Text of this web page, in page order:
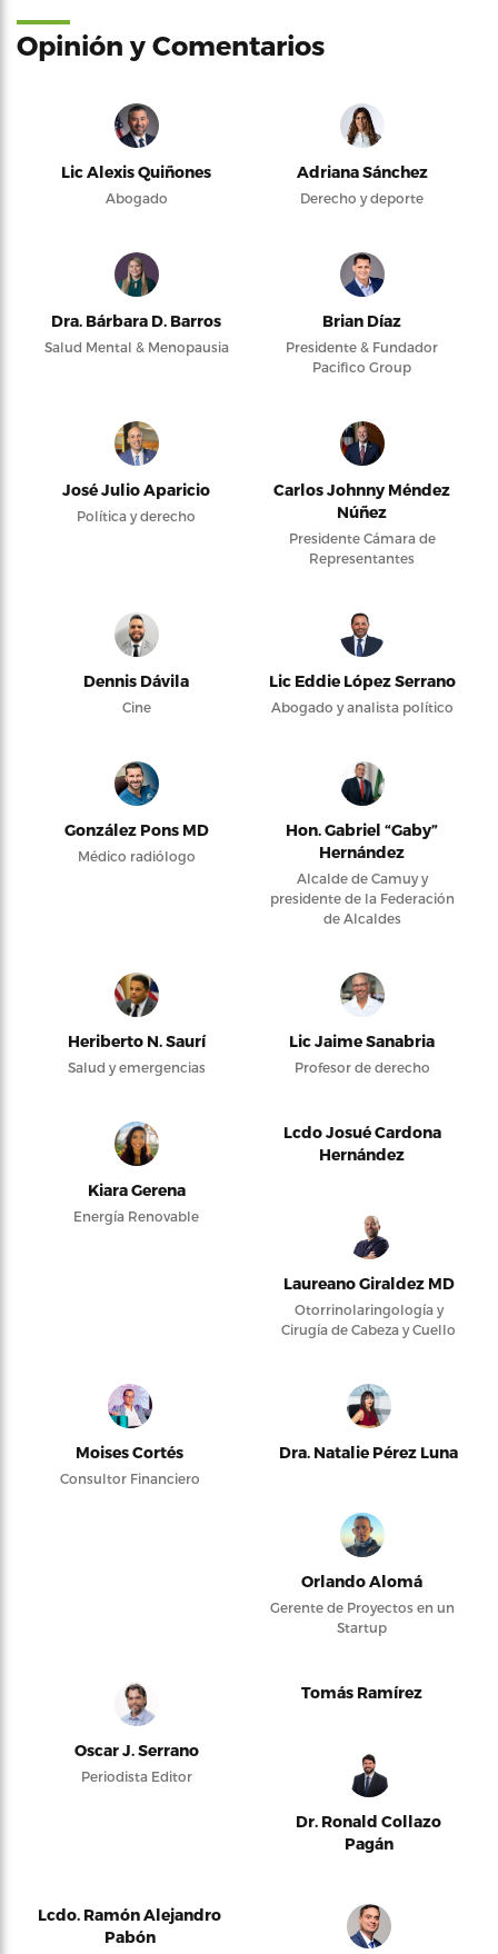
Opinión y Comentarios
Lic Alexis Quiñones
Abogado
Adriana Sánchez
Derecho y deporte
Dra. Bárbara D. Barros
Salud Mental & Menopausia
Brian Díaz
Presidente & Fundador
Pacifico Group
José Julio Aparicio
Política y derecho
Carlos Johnny Méndez
Núñez
Presidente Cámara de
Representantes
Dennis Dávila
Cine
Lic Eddie López Serrano
Abogado y analista político
González Pons MD
Médico radiólogo
Hon. Gabriel “Gaby”
Hernández
Alcalde de Camuy y
presidente de la Federación
de Alcaldes
Heriberto N. Saurí
Salud y emergencias
Lic Jaime Sanabria
Profesor de derecho
Kiara Gerena
Energía Renovable
Lcdo Josué Cardona
Hernández
Laureano Giraldez MD
Otorrinolaringología y
Cirugía de Cabeza y Cuello
Moises Cortés
Consultor Financiero
Dra. Natalie Pérez Luna
Orlando Alomá
Gerente de Proyectos en un
Startup
Oscar J. Serrano
Periodista Editor
Tomás Ramírez
Dr. Ronald Collazo
Pagán
Lcdo. Ramón Alejandro
Pabón